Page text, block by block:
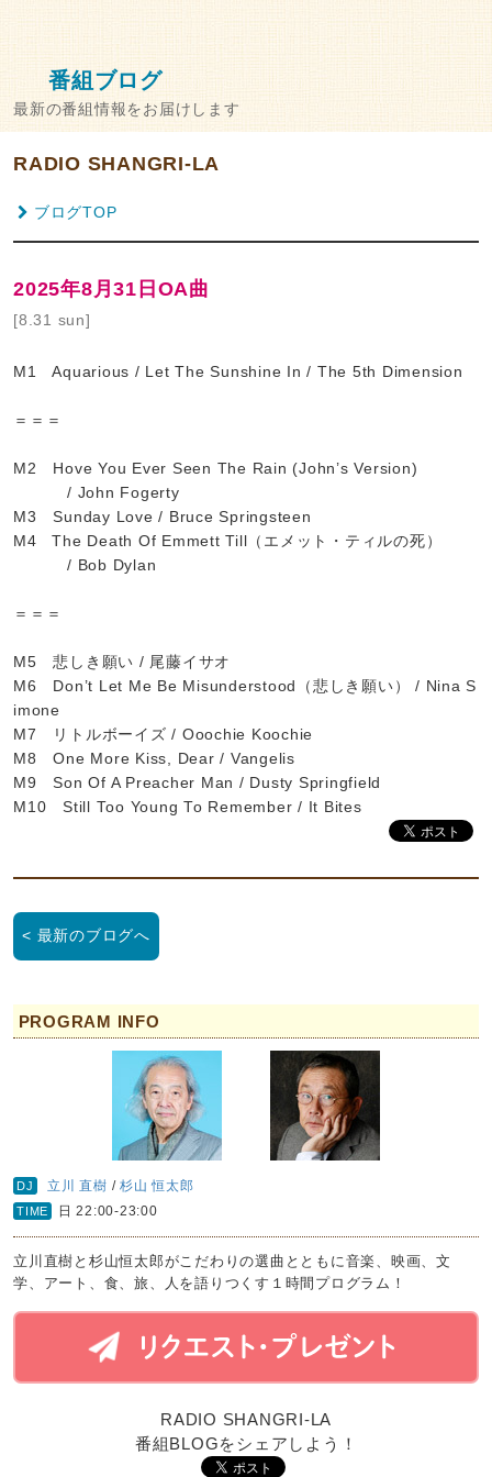
番組ブログ
最新の番組情報をお届けします
RADIO SHANGRI-LA
ブログTOP
2025年8月31日OA曲
[8.31 sun]
M1 Aquarious / Let The Sunshine In / The 5th Dimension
＝＝＝
M2 Hove You Ever Seen The Rain (John’s Version)
/ John Fogerty
M3 Sunday Love / Bruce Springsteen
M4 The Death Of Emmett Till（エメット・ティルの死）
/ Bob Dylan
＝＝＝
M5 悲しき願い / 尾藤イサオ
M6 Don’t Let Me Be Misunderstood（悲しき願い） / Nina S
imone
M7 リトルボーイズ / Ooochie Koochie
M8 One More Kiss, Dear / Vangelis
M9 Son Of A Preacher Man / Dusty Springfield
M10 Still Too Young To Remember / It Bites
< 最新のブログへ
PROGRAM INFO
DJ 立川 直樹 /杉山 恒太郎
TIME 日 22:00-23:00
立川直樹と杉山恒太郎がこだわりの選曲とともに音楽、映画、文
学、アート、食、旅、人を語りつくす１時間プログラム！
RADIO SHANGRI-LA
番組BLOGをシェアしよう！